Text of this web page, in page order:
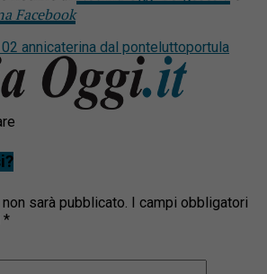
Facebook
annicaterina dal ponteluttoportula
sarà pubblicato.
I campi obbligatori
*